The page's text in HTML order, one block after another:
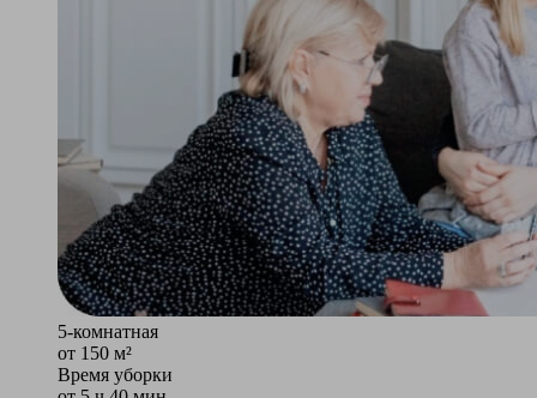
5-комнатная
от 150 м²
Время уборки